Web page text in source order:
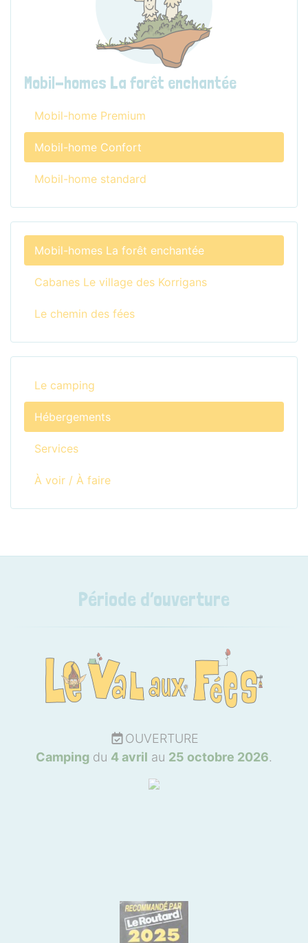
Mobil-homes La forêt enchantée
Mobil-home Premium
Mobil-home Confort
Mobil-home standard
Mobil-homes La forêt enchantée
Cabanes Le village des Korrigans
Le chemin des fées
Le camping
Hébergements
Services
À voir / À faire
Période d’ouverture
OUVERTURE
Camping du 4 avril au 25 octobre 2026.